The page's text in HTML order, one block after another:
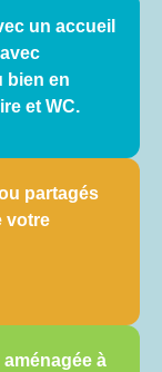
un accueil
bien en
et WC.
partagés
votre
à